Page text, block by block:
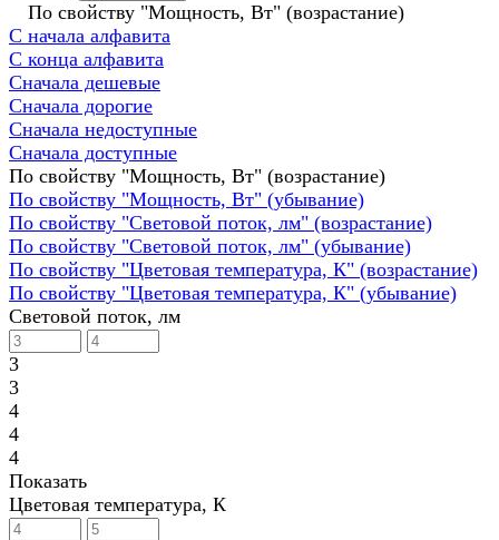
По свойству "Мощность, Вт" (возрастание)
С начала алфавита
С конца алфавита
Сначала дешевые
Сначала дорогие
Сначала недоступные
Сначала доступные
По свойству "Мощность, Вт" (возрастание)
По свойству "Мощность, Вт" (убывание)
По свойству "Световой поток, лм" (возрастание)
По свойству "Световой поток, лм" (убывание)
По свойству "Цветовая температура, К" (возрастание)
По свойству "Цветовая температура, К" (убывание)
Световой поток, лм
3
3
4
4
4
Показать
Цветовая температура, К